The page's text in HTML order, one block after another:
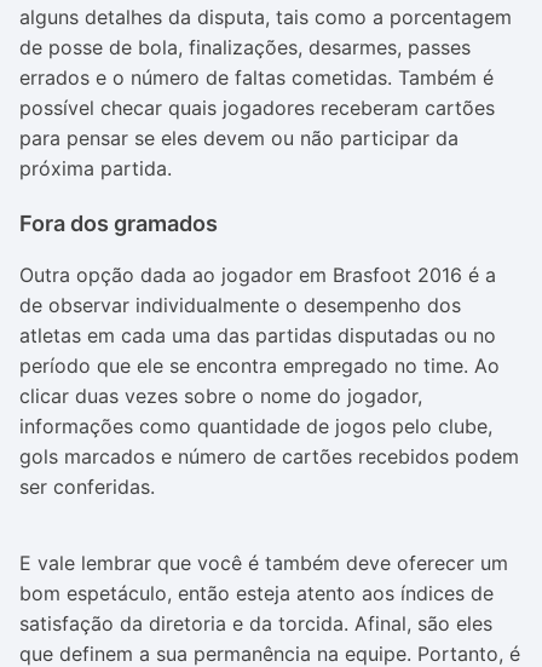
alguns detalhes da disputa, tais como a porcentagem
de posse de bola, finalizações, desarmes, passes
errados e o número de faltas cometidas. Também é
possível checar quais jogadores receberam cartões
para pensar se eles devem ou não participar da
próxima partida.
Fora dos gramados
Outra opção dada ao jogador em Brasfoot 2016 é a
de observar individualmente o desempenho dos
atletas em cada uma das partidas disputadas ou no
período que ele se encontra empregado no time. Ao
clicar duas vezes sobre o nome do jogador,
informações como quantidade de jogos pelo clube,
gols marcados e número de cartões recebidos podem
ser conferidas.
E vale lembrar que você é também deve oferecer um
bom espetáculo, então esteja atento aos índices de
satisfação da diretoria e da torcida. Afinal, são eles
que definem a sua permanência na equipe. Portanto, é